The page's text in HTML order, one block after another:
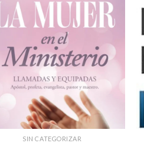
SIN CATEGORIZAR